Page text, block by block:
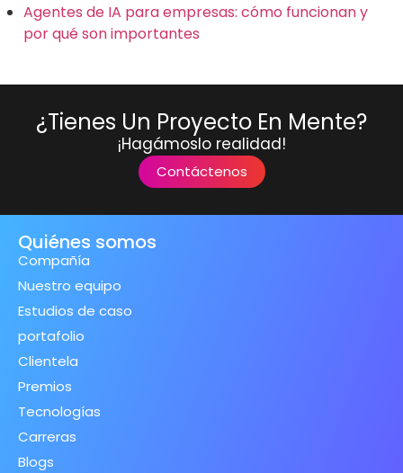
Agentes de IA para empresas: cómo funcionan y
por qué son importantes
¿Tienes Un Proyecto En Mente?
¡Hagámoslo realidad!
Contáctenos
Quiénes somos
Compañía
Nuestro equipo
Estudios de caso
portafolio
Clientela
Premios
Tecnologías
Carreras
Blogs